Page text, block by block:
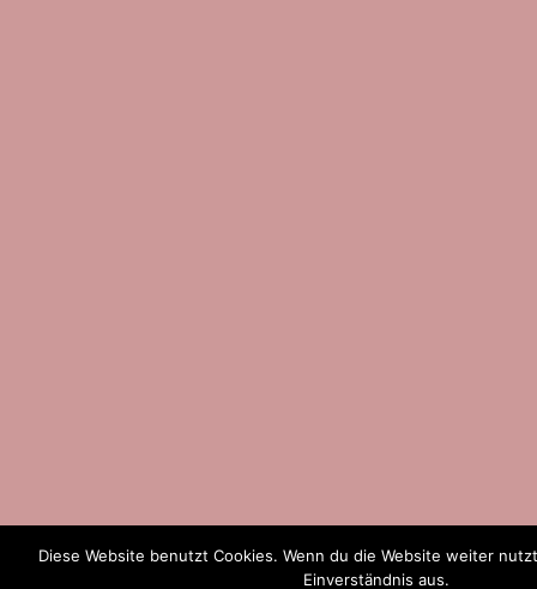
Diese Website benutzt Cookies. Wenn du die Website weiter
Einverständnis aus.